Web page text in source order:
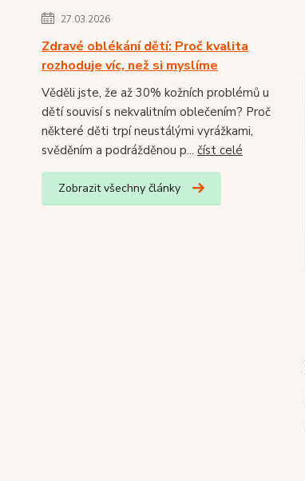
27.03.2026
Zdravé oblékání dětí: Proč kvalita
rozhoduje víc, než si myslíme
Věděli jste, že až 30% kožních problémů u
dětí souvisí s nekvalitním oblečením? Proč
některé děti trpí neustálými vyrážkami,
svěděním a podrážděnou p... číst celé
Zobrazit všechny články